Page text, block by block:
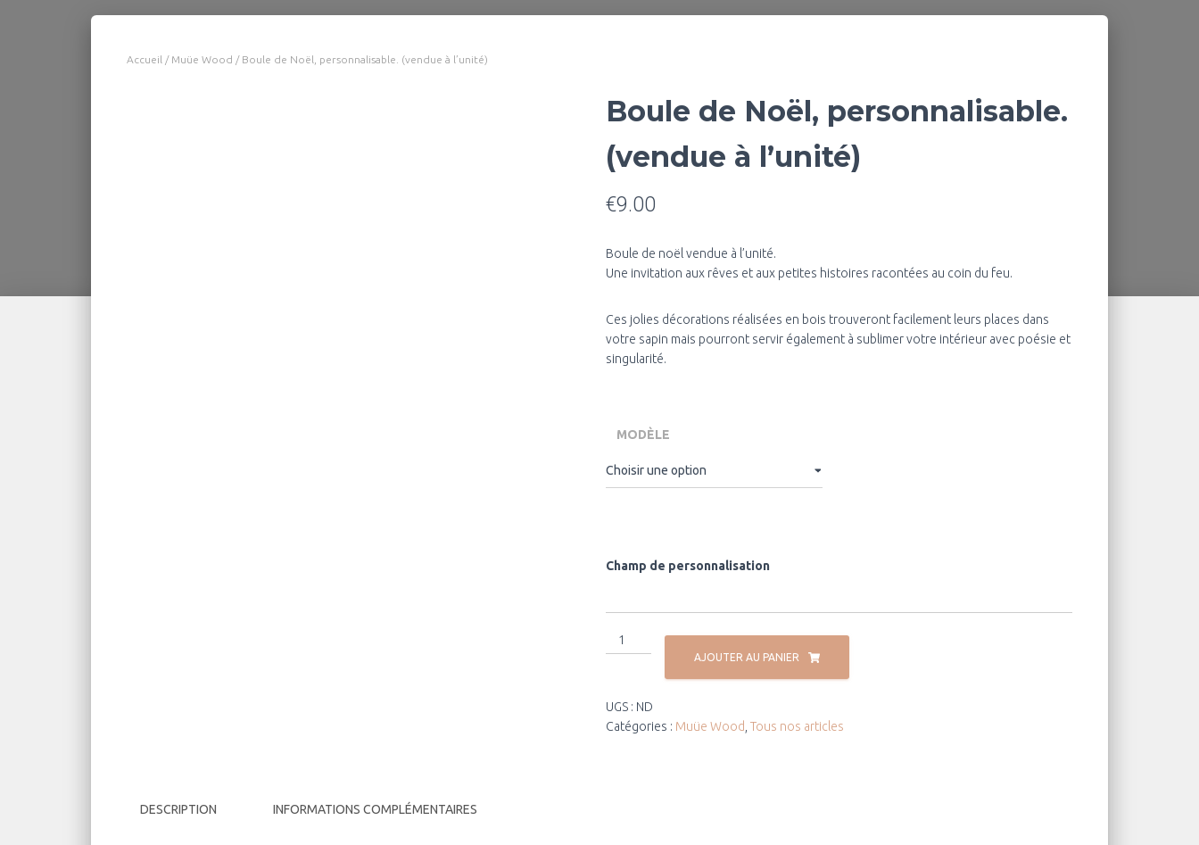
Accueil / Muüe Wood / Boule de Noël, personnalisable. (vendue à l’unité)
Boule de Noël, personnalisable.
(vendue à l’unité)
€9.00
Boule de noël vendue à l’unité.
Une invitation aux rêves et aux petites histoires racontées au coin du feu.
Ces jolies décorations réalisées en bois trouveront facilement leurs places dans
votre sapin mais pourront servir également à sublimer votre intérieur avec poésie et
singularité.
MODÈLE
Champ de personnalisation
AJOUTER AU PANIER
UGS : ND
Catégories : Muüe Wood Tous nos articles
DESCRIPTION INFORMATIONS COMPLÉMENTAIRES